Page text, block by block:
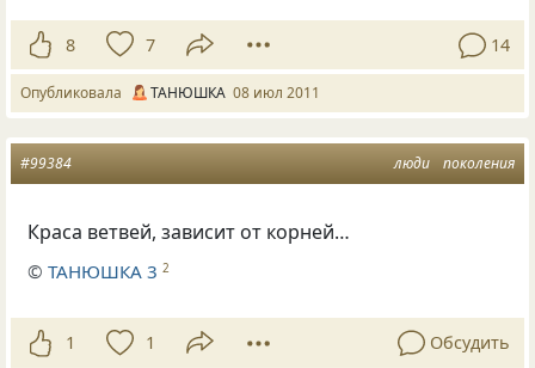
8 7 14
Опубликовала ТАНЮШКА 08 июл 2011
люди поколения
#99384
Краса ветвей, зависит от корней…
©ТАНЮШКА 3 2
1 1 Обсудить